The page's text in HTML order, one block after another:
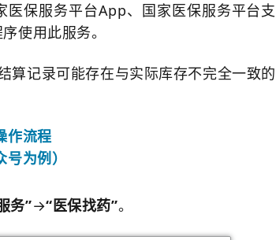
保服务平台App、国家医保服务平台支
使用此服务。
算记录可能存在与实际库存不完全一致的
作流程
号为例）
务”→“医保找药”。